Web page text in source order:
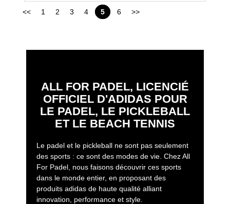
<< 1 2 3 4 5 6 >>
ALL FOR PADEL, LICENCIÉ
OFFICIEL D'ADIDAS POUR
LE PADEL, LE PICKLEBALL
ET LE BEACH TENNIS
Le padel et le pickleball ne sont pas seulement
des sports : ce sont des modes de vie. Chez All
For Padel, nous faisons découvrir ces sports
dans le monde entier, en proposant des
produits adidas de haute qualité alliant
innovation, performance et style.